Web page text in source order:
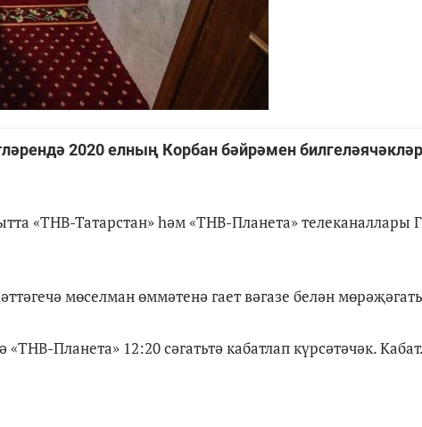
2020 елның Корбан бәйрәмен
«ТНВ-Татарстан» һәм «ТНВ-Планета» телеканаллары
мөселман өммәтенә гает вәгазе белән
Планета» 12:20 сәгатьтә кабатлап күрсәтәчәк.